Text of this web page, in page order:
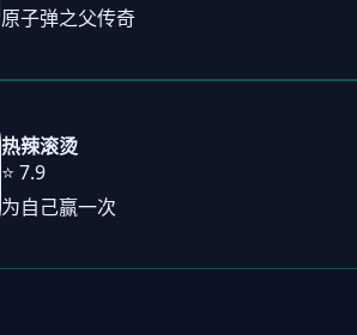
原子弹之父传奇
热辣滚烫
⭐ 7.9
为自己赢一次